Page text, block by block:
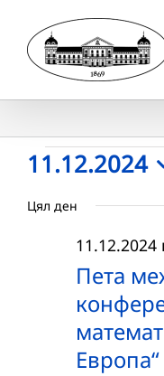
content
Събития
for
11.12.2024
11.12.2024
date.
Цял ден
Пета
Европа“
11.12.2024